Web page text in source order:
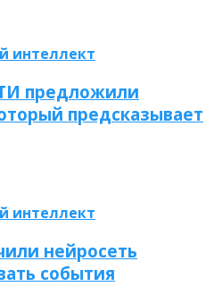
интеллект
предложили
предсказывает
интеллект
нейросеть
события